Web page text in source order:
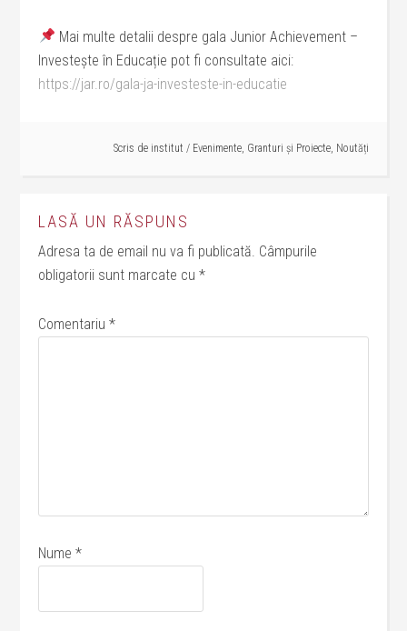
Mai multe detalii despre gala Junior Achievement –
Investește în Educație pot fi consultate aici:
https://jar.ro/gala-ja-investeste-in-educatie
Scris de institut / Evenimente, Granturi și Proiecte, Noutăți
LASĂ UN RĂSPUNS
Adresa ta de email nu va fi publicată. Câmpurile
obligatorii sunt marcate cu*
Comentariu*
Nume*